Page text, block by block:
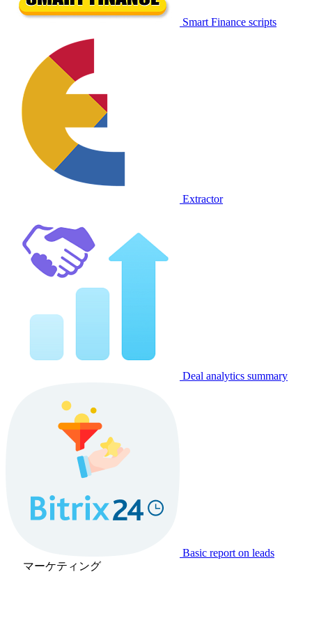
Smart Finance scripts
Extractor
Deal analytics summary
Basic report on leads
マーケティング